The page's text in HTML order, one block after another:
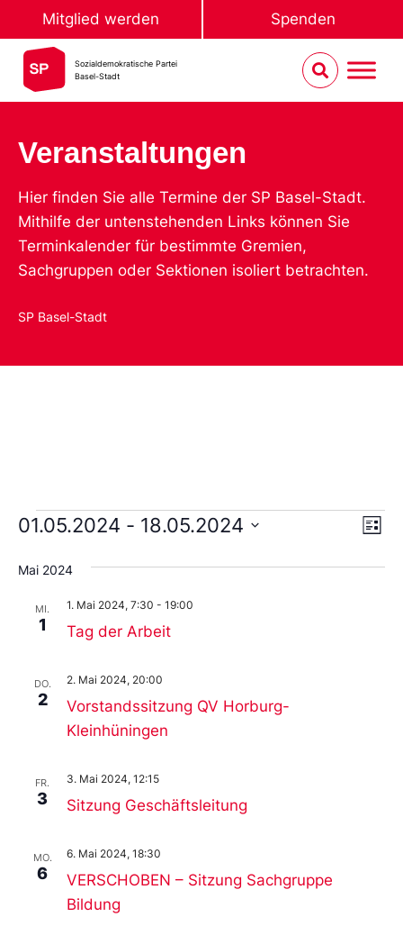
Mitglied werden Spenden
Sozialdemokratische Partei
Basel-Stadt
Veranstaltungen
Hier finden Sie alle Termine der SP Basel-Stadt.
Mithilfe der untenstehenden Links können Sie
Terminkalender für bestimmte Gremien,
Sachgruppen oder Sektionen isoliert betrachten.
SP Basel-Stadt
Liste
01.05.2024 - 18.05.2024
Sie
das
aus.
Mai 2024
MI.
1 Tag der Arbeit
1. Mai 2024, 7:30 - 19:00
DO.
2
Vorstandssitzung QV Horburg-
Kleinhüningen
2. Mai 2024, 20:00
FR.
3 Sitzung Geschäftsleitung
3. Mai 2024, 12:15
MO.
6
VERSCHOBEN – Sitzung Sachgruppe
Bildung
6. Mai 2024, 18:30